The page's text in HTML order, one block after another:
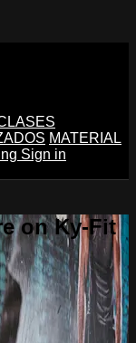
MATERIAL
Sign in
on Ky-Fit